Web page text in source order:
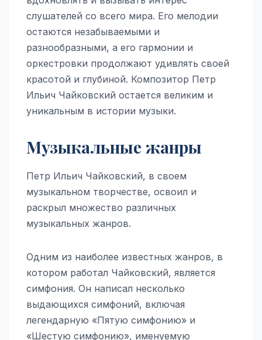
слушателей со всего мира. Его мелодии
остаются незабываемыми и
разнообразными, а его гармонии и
оркестровки продолжают удивлять своей
красотой и глубиной. Композитор Петр
Ильич Чайковский остается великим и
уникальным в истории музыки.
Музыкальные жанры
Петр Ильич Чайковский, в своем
музыкальном творчестве, освоил и
раскрыл множество различных
музыкальных жанров.
Одним из наиболее известных жанров, в
котором работал Чайковский, является
симфония. Он написал несколько
выдающихся симфоний, включая
легендарную «Пятую симфонию» и
«Шестую симфонию», именуемую